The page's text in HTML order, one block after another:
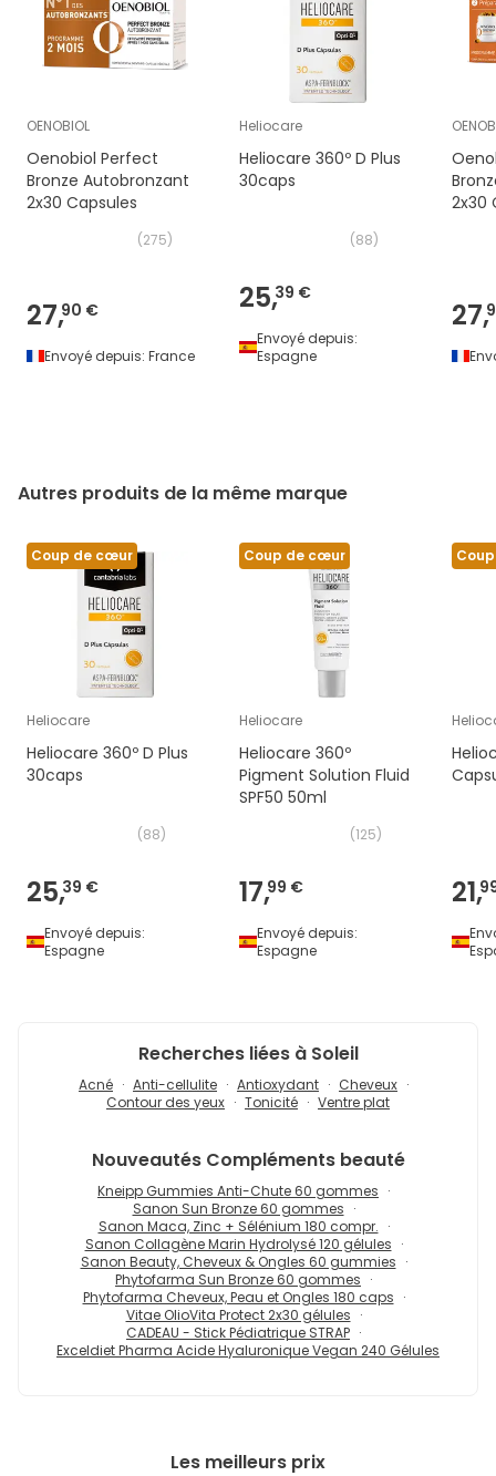
OENOBIOL
Oenobiol Perfect
Bronze Autobronzant
2x30 Capsules
(275)
27,90 €
Envoyé depuis: France
Heliocare
Heliocare 360º D Plus
30caps
(88)
25,39 €
Envoyé depuis:
Espagne
2x30
27,
Autres produits de la même marque
Coup de cœur
Heliocare
Heliocare 360º D Plus
30caps
(88)
25,39 €
Envoyé depuis:
Espagne
Coup de cœur
Heliocare
Heliocare 360º
Pigment Solution Fluid
SPF50 50ml
(125)
17,99 €
Envoyé depuis:
Espagne
21,
Recherches liées à Soleil
Acné Anti-cellulite Antioxydant
Cheveux
Contour des yeux
Tonicité Ventre plat
Nouveautés Compléments beauté
Kneipp Gummies Anti-Chute 60 gommes
Sanon Sun Bronze 60 gommes
Sanon Maca, Zinc + Sélénium 180 compr.
Sanon Collagène Marin Hydrolysé 120 gélules
Sanon Beauty, Cheveux & Ongles 60 gummies
Phytofarma Sun Bronze 60 gommes
Phytofarma Cheveux, Peau et Ongles 180 caps
Vitae OlioVita Protect 2x30 gélules
CADEAU - Stick Pédiatrique STRAP
Exceldiet Pharma Acide Hyaluronique Vegan 240 Gélules
Les meilleurs prix